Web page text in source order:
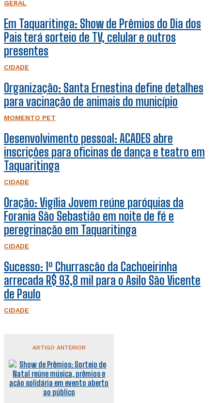
GERAL
Em Taquaritinga: Show de Prêmios do Dia dos
Pais terá sorteio de TV, celular e outros
presentes
CIDADE
Organização: Santa Ernestina define detalhes
para vacinação de animais do município
MOMENTO PET
Desenvolvimento pessoal: ACADES abre
inscrições para oficinas de dança e teatro em
Taquaritinga
CIDADE
Oração: Vigília Jovem reúne paróquias da
Forania São Sebastião em noite de fé e
peregrinação em Taquaritinga
CIDADE
Sucesso: 1º Churrascão da Cachoeirinha
arrecada R$ 93,8 mil para o Asilo São Vicente
de Paulo
CIDADE
ARTIGO ANTERIOR